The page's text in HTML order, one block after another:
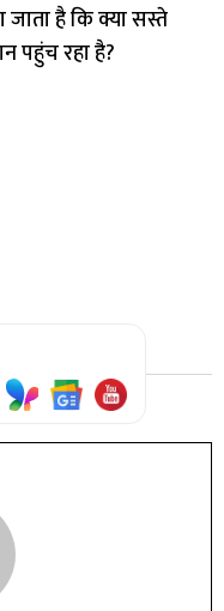
है कि क्या सस्ते
पहुंच रहा है?